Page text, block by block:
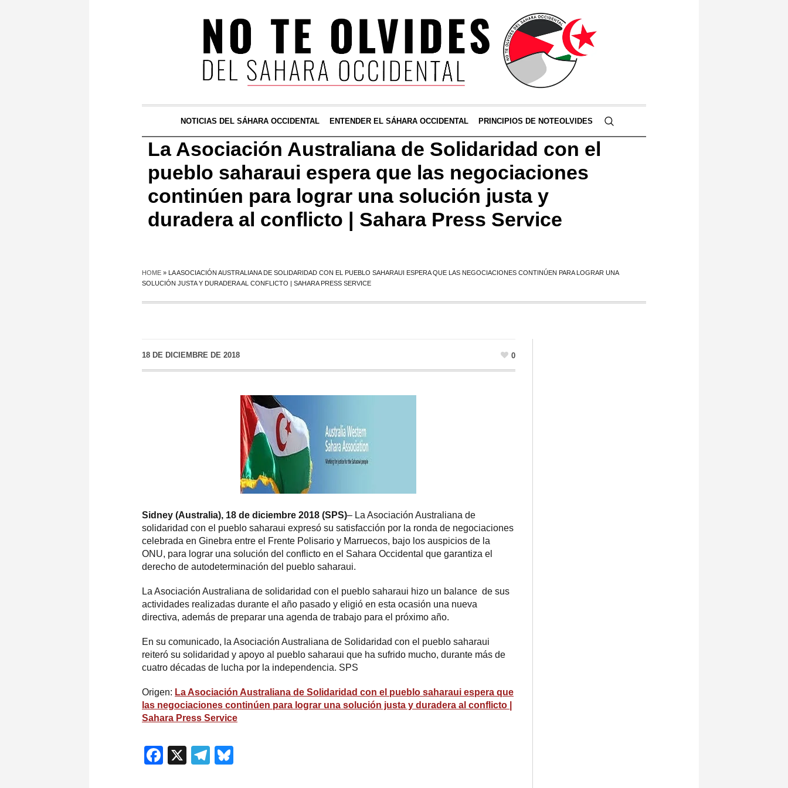
NOTICIAS DEL SÁHARA OCCIDENTAL ENTENDER EL SÁHARA OCCIDENTAL PRINCIPIOS DE NOTEOLVIDES
La Asociación Australiana de Solidaridad con el
pueblo saharaui espera que las negociaciones
continúen para lograr una solución justa y
duradera al conflicto | Sahara Press Service
HOME » LA ASOCIACIÓN AUSTRALIANA DE SOLIDARIDAD CON EL PUEBLO SAHARAUI ESPERA QUE LAS NEGOCIACIONES CONTINÚEN PARA LOGRAR UNA
SOLUCIÓN JUSTA Y DURADERA AL CONFLICTO | SAHARA PRESS SERVICE
18 DE DICIEMBRE DE 2018 0
Sidney (Australia), 18 de diciembre 2018 (SPS)– La Asociación Australiana de
solidaridad con el pueblo saharaui expresó su satisfacción por la ronda de negociaciones
celebrada en Ginebra entre el Frente Polisario y Marruecos, bajo los auspicios de la
ONU, para lograr una solución del conflicto en el Sahara Occidental que garantiza el
derecho de autodeterminación del pueblo saharaui.
La Asociación Australiana de solidaridad con el pueblo saharaui hizo un balance de sus
actividades realizadas durante el año pasado y eligió en esta ocasión una nueva
directiva, además de preparar una agenda de trabajo para el próximo año.
En su comunicado, la Asociación Australiana de Solidaridad con el pueblo saharaui
reiteró su solidaridad y apoyo al pueblo saharaui que ha sufrido mucho, durante más de
cuatro décadas de lucha por la independencia. SPS
Origen: La Asociación Australiana de Solidaridad con el pueblo saharaui espera que
las negociaciones continúen para lograr una solución justa y duradera al conflicto |
Sahara Press Service
Facebook
X Telegram